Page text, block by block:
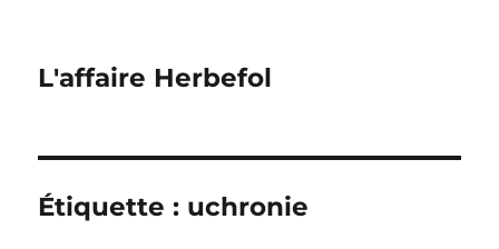
L'affaire Herbefol
Étiquette : uchronie